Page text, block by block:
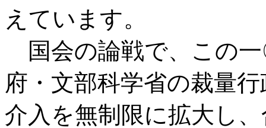
えています。
国会の論戦で、この
府・文部科学省の裁量
介入を無制限に拡大し